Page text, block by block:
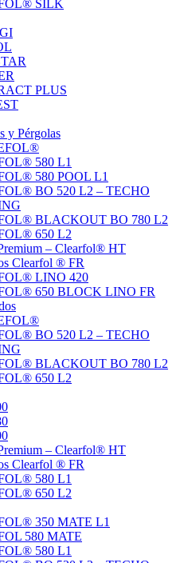
SILK
PLUS
y Pérgolas
580 L1
580 POOL L1
BO 520 L2 – TECHO
BLACKOUT BO 780 L2
650 L2
– Clearfol® HT
Clearfol ® FR
LINO 420
650 BLOCK LINO FR
BO 520 L2 – TECHO
BLACKOUT BO 780 L2
650 L2
– Clearfol® HT
Clearfol ® FR
580 L1
650 L2
350 MATE L1
580 MATE
580 L1